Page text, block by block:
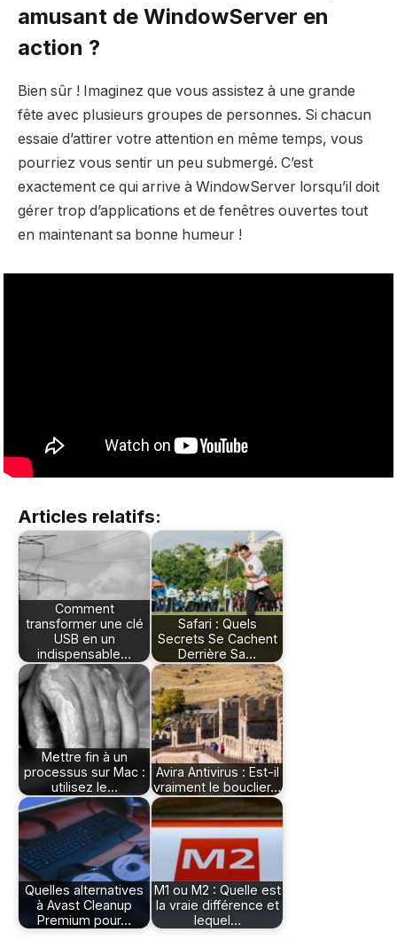
amusant de WindowServer en
action ?
Bien sûr ! Imaginez que vous assistez à une grande
fête avec plusieurs groupes de personnes. Si chacun
essaie d’attirer votre attention en même temps, vous
pourriez vous sentir un peu submergé. C’est
exactement ce qui arrive à WindowServer lorsqu’il doit
gérer trop d’applications et de fenêtres ouvertes tout
en maintenant sa bonne humeur !
Articles relatifs:
Comment
transformer une clé
USB en un
indispensable…
Safari : Quels
Secrets Se Cachent
Derrière Sa…
Mettre fin à un
processus sur Mac :
utilisez le…
Avira Antivirus : Est-il
vraiment le bouclier…
Quelles alternatives
à Avast Cleanup
Premium pour…
M1 ou M2 : Quelle est
la vraie différence et
lequel…